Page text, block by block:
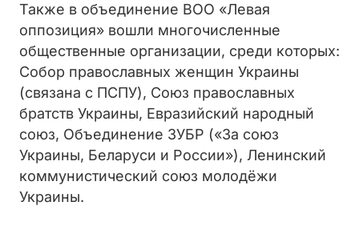
Также в объединение ВОО «Левая
оппозиция» вошли многочисленные
общественные организации, среди которых:
Собор православных женщин Украины
(связана с ПСПУ), Союз православных
братств Украины, Евразийский народный
союз, Объединение ЗУБР («За союз
Украины, Беларуси и России»), Ленинский
коммунистический союз молодёжи
Украины.